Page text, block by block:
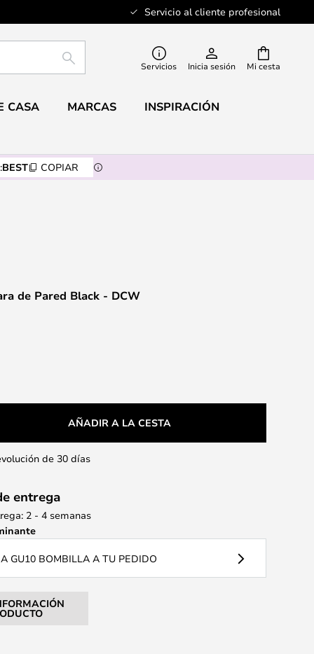
Servicio al cliente profesional
Mi cesta
BUSCAR Servicios Inicia sesión
CASA MARCAS INSPIRACIÓN
BEST COPIAR
de Pared Black - DCW
AÑADIR A LA CESTA
de 30 días
entrega
2 - 4 semanas
GU10 BOMBILLA A TU PEDIDO